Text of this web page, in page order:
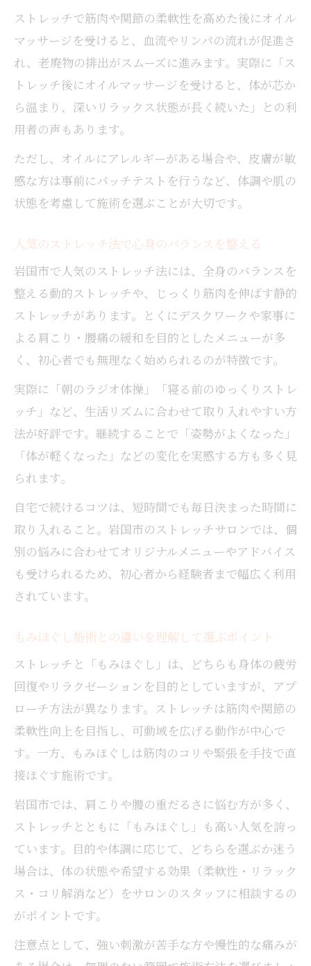
ストレッチで筋肉や関節の柔軟性を高めた後にオイル
マッサージを受けると、血流やリンパの流れが促進さ
れ、老廃物の排出がスムーズに進みます。実際に「ス
トレッチ後にオイルマッサージを受けると、体が芯か
ら温まり、深いリラックス状態が長く続いた」との利
用者の声もあります。
ただし、オイルにアレルギーがある場合や、皮膚が敏
感な方は事前にパッチテストを行うなど、体調や肌の
状態を考慮して施術を選ぶことが大切です。
人気のストレッチ法で心身のバランスを整える
岩国市で人気のストレッチ法には、全身のバランスを
整える動的ストレッチや、じっくり筋肉を伸ばす静的
ストレッチがあります。とくにデスクワークや家事に
よる肩こり・腰痛の緩和を目的としたメニューが多
く、初心者でも無理なく始められるのが特徴です。
実際に「朝のラジオ体操」「寝る前のゆっくりストレ
ッチ」など、生活リズムに合わせて取り入れやすい方
法が好評です。継続することで「姿勢がよくなった」
「体が軽くなった」などの変化を実感する方も多く見
られます。
自宅で続けるコツは、短時間でも毎日決まった時間に
取り入れること。岩国市のストレッチサロンでは、個
別の悩みに合わせてオリジナルメニューやアドバイス
も受けられるため、初心者から経験者まで幅広く利用
されています。
もみほぐし施術との違いを理解して選ぶポイント
ストレッチと「もみほぐし」は、どちらも身体の疲労
回復やリラクゼーションを目的としていますが、アプ
ローチ方法が異なります。ストレッチは筋肉や関節の
柔軟性向上を目指し、可動域を広げる動作が中心で
す。一方、もみほぐしは筋肉のコリや緊張を手技で直
接ほぐす施術です。
岩国市では、肩こりや腰の重だるさに悩む方が多く、
ストレッチとともに「もみほぐし」も高い人気を誇っ
ています。目的や体調に応じて、どちらを選ぶか迷う
場合は、体の状態や希望する効果（柔軟性・リラック
ス・コリ解消など）をサロンのスタッフに相談するの
がポイントです。
注意点として、強い刺激が苦手な方や慢性的な痛みが